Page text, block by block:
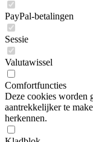
PayPal-betalingen
Sessie
Valutawissel
Comfortfuncties
Deze cookies worden
aantrekkelijker te
herkennen.